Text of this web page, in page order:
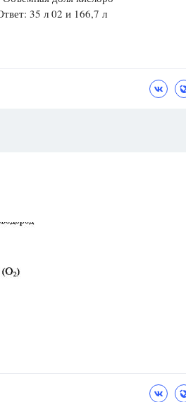
Цветков Л. А.
35 л 02 и 166,7 л